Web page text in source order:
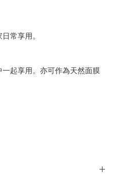
常享用。
起享用。亦可作為天然面膜